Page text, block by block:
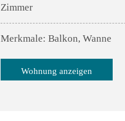
Zimmer
Merkmale: Balkon, Wanne
Wohnung anzeigen